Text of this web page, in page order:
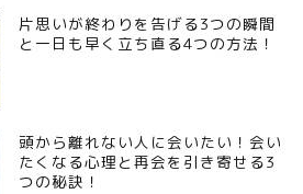
片思いが終わりを告げる3つの瞬間
と一日も早く立ち直る4つの方法！
頭から離れない人に会いたい！会い
たくなる心理と再会を引き寄せる3
つの秘訣！